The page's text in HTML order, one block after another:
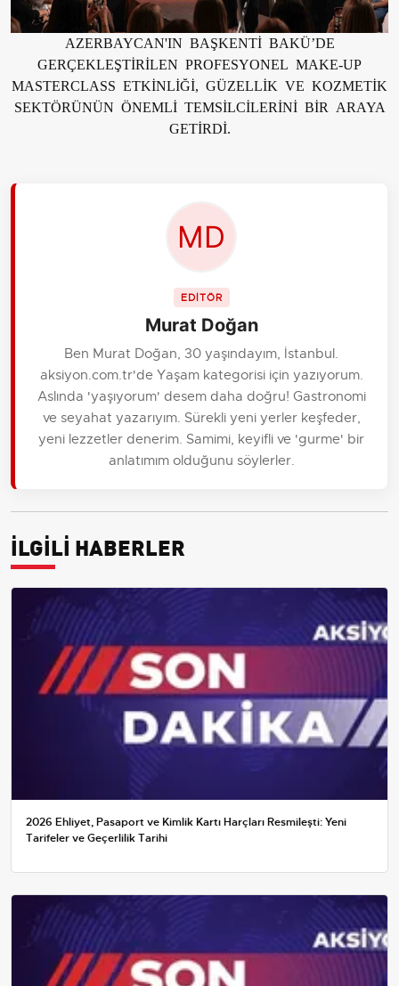
AZERBAYCAN'IN BAŞKENTİ BAKÜ’DE
GERÇEKLEŞTİRİLEN PROFESYONEL MAKE-UP
MASTERCLASS ETKİNLİĞİ, GÜZELLİK VE KOZMETİK
SEKTÖRÜNÜN ÖNEMLİ TEMSİLCİLERİNİ BİR ARAYA
GETİRDİ.
EDİTÖR
Murat Doğan
Ben Murat Doğan, 30 yaşındayım, İstanbul.
aksiyon.com.tr'de Yaşam kategorisi için yazıyorum.
Aslında 'yaşıyorum' desem daha doğru! Gastronomi
ve seyahat yazarıyım. Sürekli yeni yerler keşfeder,
yeni lezzetler denerim. Samimi, keyifli ve 'gurme' bir
anlatımım olduğunu söylerler.
İLGİLİ HABERLER
2026 Ehliyet, Pasaport ve Kimlik Kartı Harçları Resmileşti: Yeni
Tarifeler ve Geçerlilik Tarihi